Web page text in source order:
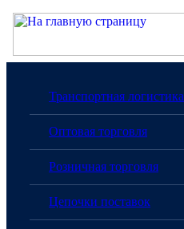
Транспортная логистика
Оптовая торговля
Розничная торговля
Цепочки поставок